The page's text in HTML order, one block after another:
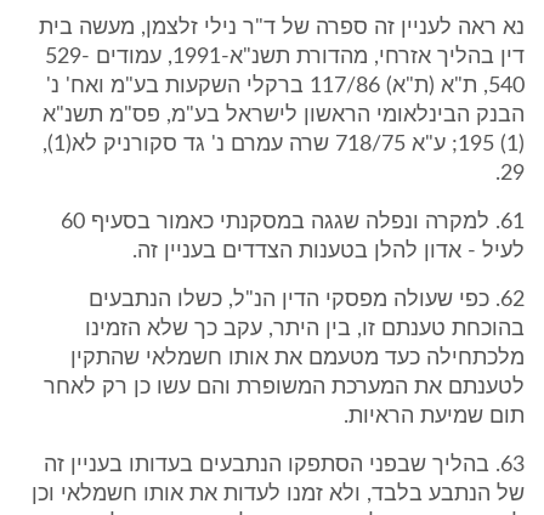
נא ראה לעניין זה ספרה של ד"ר נילי זלצמן, מעשה בית
דין בהליך אזרחי, מהדורת תשנ"א-1991, עמודים 529-
540, ת"א (ת"א) 117/86 ברקלי השקעות בע"מ ואח' נ'
הבנק הבינלאומי הראשון לישראל בע"מ, פס"מ תשנ"א
(1) 195; ע"א 718/75 שרה עמרם נ' גד סקורניק לא(1),
29.
61. למקרה ונפלה שגגה במסקנתי כאמור בסעיף 60
לעיל - אדון להלן בטענות הצדדים בעניין זה.
62. כפי שעולה מפסקי הדין הנ"ל, כשלו הנתבעים
בהוכחת טענתם זו, בין היתר, עקב כך שלא הזמינו
מלכתחילה כעד מטעמם את אותו חשמלאי שהתקין
לטענתם את המערכת המשופרת והם עשו כן רק לאחר
תום שמיעת הראיות.
63. בהליך שבפני הסתפקו הנתבעים בעדותו בעניין זה
של הנתבע בלבד, ולא זמנו לעדות את אותו חשמלאי וכן